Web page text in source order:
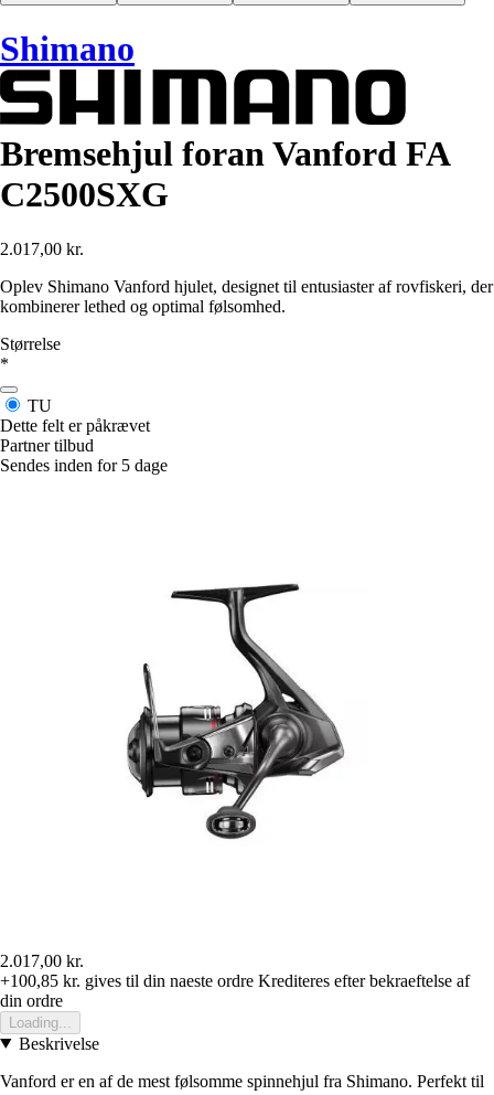
Shimano
Bremsehjul foran Vanford FA
C2500SXG
2.017,00 kr.
Oplev Shimano Vanford hjulet, designet til entusiaster af rovfiskeri, der
kombinerer lethed og optimal følsomhed.
Størrelse
*
TU
Dette felt er påkrævet
Partner tilbud
Sendes inden for 5 dage
2.017,00 kr.
+100,85 kr. gives til din naeste ordre Krediteres efter bekraeftelse af
din ordre
Loading...
Beskrivelse
Vanford er en af de mest følsomme spinnehjul fra Shimano. Perfekt til